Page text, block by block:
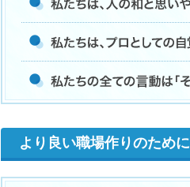
より良い職場作りのために